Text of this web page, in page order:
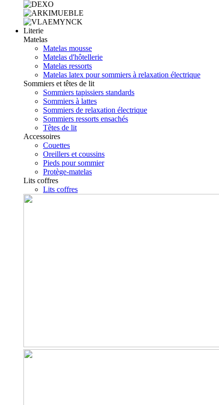
Literie
Matelas
Matelas mousse
Matelas d'hôtellerie
Matelas ressorts
Matelas latex pour sommiers à relaxation électrique
Sommiers et têtes de lit
Sommiers tapissiers standards
Sommiers à lattes
Sommiers de relaxation électrique
Sommiers ressorts ensachés
Têtes de lit
Accessoires
Couettes
Oreillers et coussins
Pieds pour sommier
Protège-matelas
Lits coffres
Lits coffres